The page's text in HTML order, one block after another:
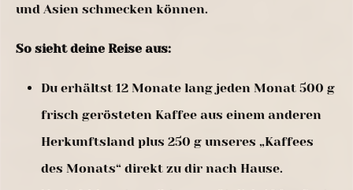
und Asien schmecken können.
So sieht deine Reise aus:
Du erhältst 12 Monate lang jeden Monat 500 g
frisch gerösteten Kaffee aus einem anderen
Herkunftsland plus 250 g unseres „Kaffees
des Monats“ direkt zu dir nach Hause.